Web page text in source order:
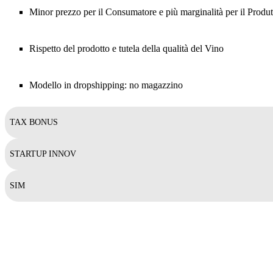
Minor prezzo per il Consumatore e più marginalità per il
Rispetto del prodotto e tutela della qualità del Vino
Modello in dropshipping: no magazzino
TAX BONUS
STARTUP INNOV
SIM